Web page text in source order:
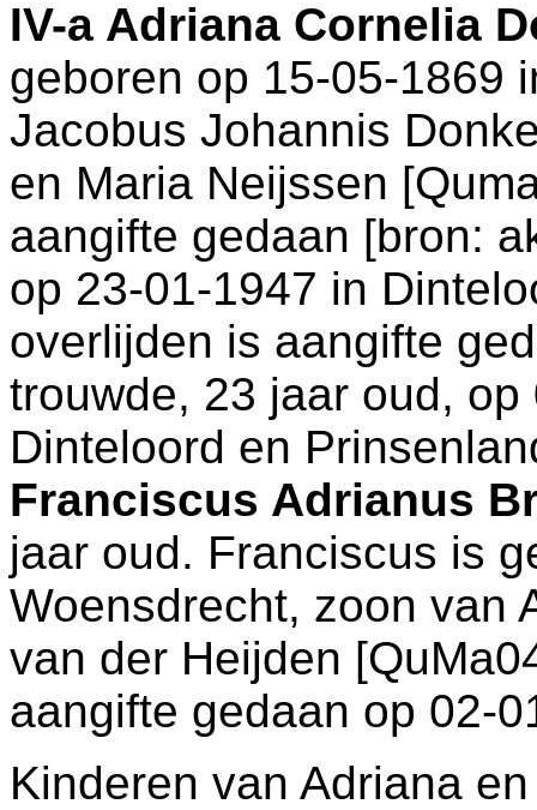
IV-a Adriana Cornelia
geboren op 15-05-1869
Jacobus Johannis
en Maria Neijssen
aangifte gedaan [bron:
op 23-01-1947 in
overlijden is aangifte
trouwde, 23 jaar oud,
Dinteloord en
Franciscus Adrianus
jaar oud. Franciscus is
Woensdrecht, zoon van
van der Heijden
aangifte gedaan op 02-
Kinderen van Adriana